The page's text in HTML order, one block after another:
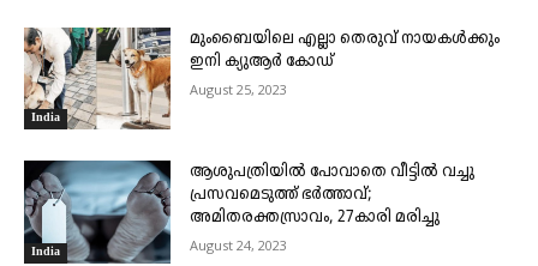
India
മുംബൈയിലെ എല്ലാ തെരുവ് നായകൾക്കും
ഇനി ക്യുആർ കോഡ്
August 25, 2023
India
ആശുപത്രിയിൽ പോവാതെ വീട്ടിൽ വച്ചു
പ്രസവമെടുത്ത് ഭർത്താവ്;
അമിതരക്തസ്രാവം, 27കാരി മരിച്ചു
August 24, 2023